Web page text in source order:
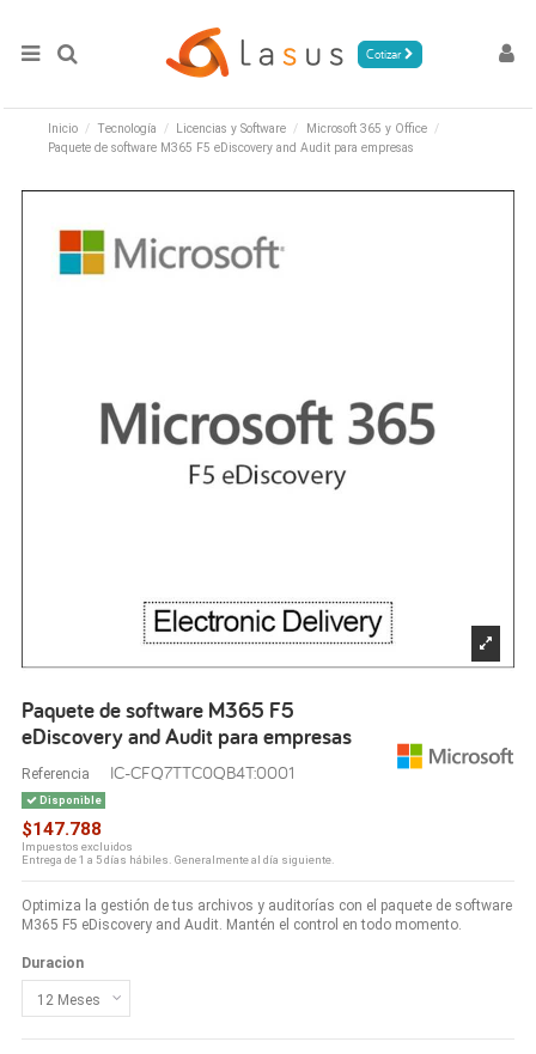
Cotizar
Inicio Tecnología Licencias y Software
Microsoft 365 y Office
Paquete de software M365 F5 eDiscovery and Audit para empresas
Paquete de software M365 F5
eDiscovery and Audit para empresas
Referencia IC-CFQ7TTC0QB4T:0001
Disponible
$147.788
Impuestos excluidos
Entrega de 1 a 5 días hábiles. Generalmente al día siguiente.
Optimiza la gestión de tus archivos y auditorías con el paquete de software
M365 F5 eDiscovery and Audit. Mantén el control en todo momento.
Duracion